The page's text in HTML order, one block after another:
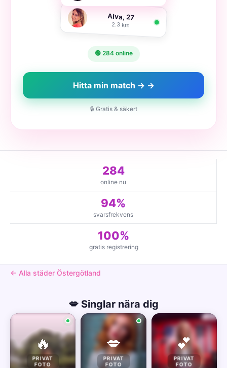
Alva, 27
2.3 km
🟢 284 online
Hitta min match → →
🔒 Gratis & säkert
284
online nu
94%
svarsfrekvens
100%
gratis registrering
← Alla städer Östergötland
💋 Singlar nära dig
🔥
PRIVAT
FOTO
💋
PRIVAT
FOTO
💕
PRIVAT
FOTO